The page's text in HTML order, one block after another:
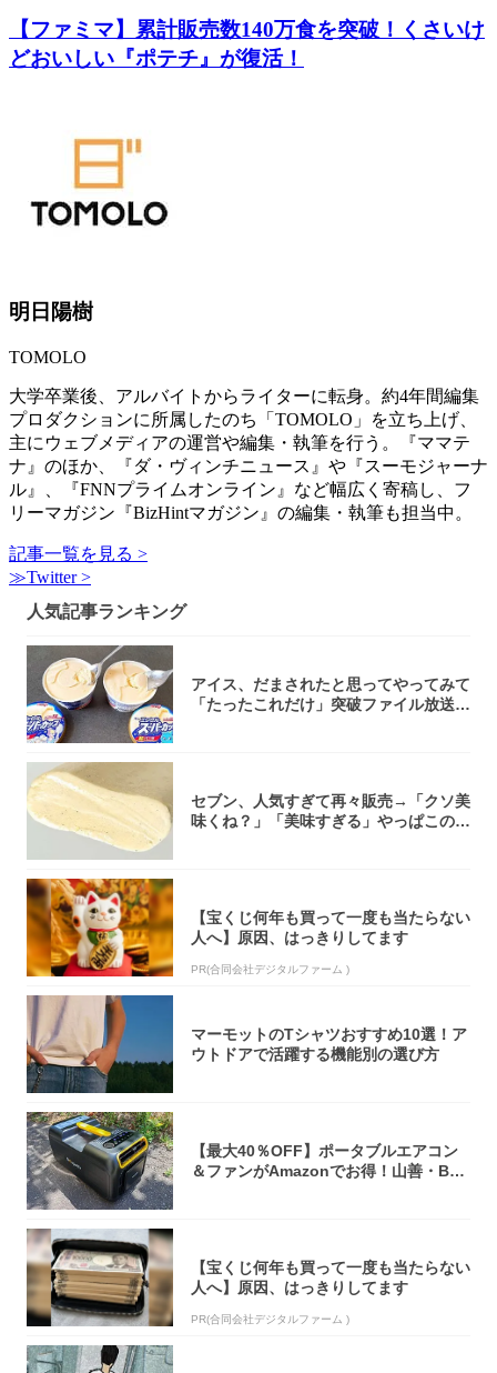
【ファミマ】累計販売数140万食を突破！くさいけ
どおいしい『ポテチ』が復活！
明日陽樹
TOMOLO
大学卒業後、アルバイトからライターに転身。約4年間編集
プロダクションに所属したのち「TOMOLO」を立ち上げ、
主にウェブメディアの運営や編集・執筆を行う。『ママテ
ナ』のほか、『ダ・ヴィンチニュース』や『スーモジャーナ
ル』、『FNNプライムオンライン』など幅広く寄稿し、フ
リーマガジン『BizHintマガジン』の編集・執筆も担当中。
記事一覧を見る >
≫Twitter >
人気記事ランキング
アイス、だまされたと思ってやってみて
「たったこれだけ」突破ファイル放送で
セブン、人気すぎて再々販売→「クソ美
味くね？」「美味すぎる」やっぱこのク
【宝くじ何年も買って一度も当たらない
人へ】原因、はっきりしてます
PR(合同会社デジタルファーム )
マーモットのTシャツおすすめ10選！ア
ウトドアで活躍する機能別の選び方
【最大40％OFF】ポータブルエアコン
＆ファンがAmazonでお得！山善・Bo
【宝くじ何年も買って一度も当たらない
人へ】原因、はっきりしてます
PR(合同会社デジタルファーム )